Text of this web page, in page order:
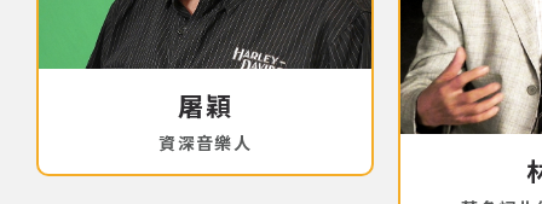
屠穎
資深音樂人